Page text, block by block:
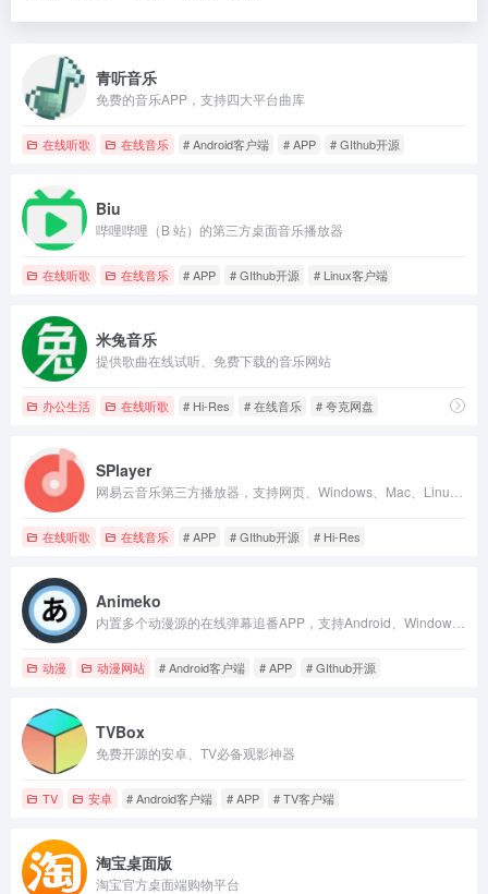
青听音乐
免费的音乐APP，支持四大平台曲库
在线听歌 在线音乐 # Android客户端 # APP # GIthub开源
Biu
哔哩哔哩（B 站）的第三方桌面音乐播放器
在线听歌 在线音乐 # APP # GIthub开源 # Linux客户端
米兔音乐
提供歌曲在线试听、免费下载的音乐网站
办公生活 在线听歌 # Hi-Res # 在线音乐 # 夸克网盘
SPlayer
在线听歌 在线音乐 # APP # GIthub开源 # Hi-Res
Animeko
动漫 动漫网站 # Android客户端 # APP # GIthub开源
TVBox
免费开源的安卓、TV必备观影神器
TV 安卓 # Android客户端 # APP # TV客户端
淘宝桌面版
淘宝官方桌面端购物平台